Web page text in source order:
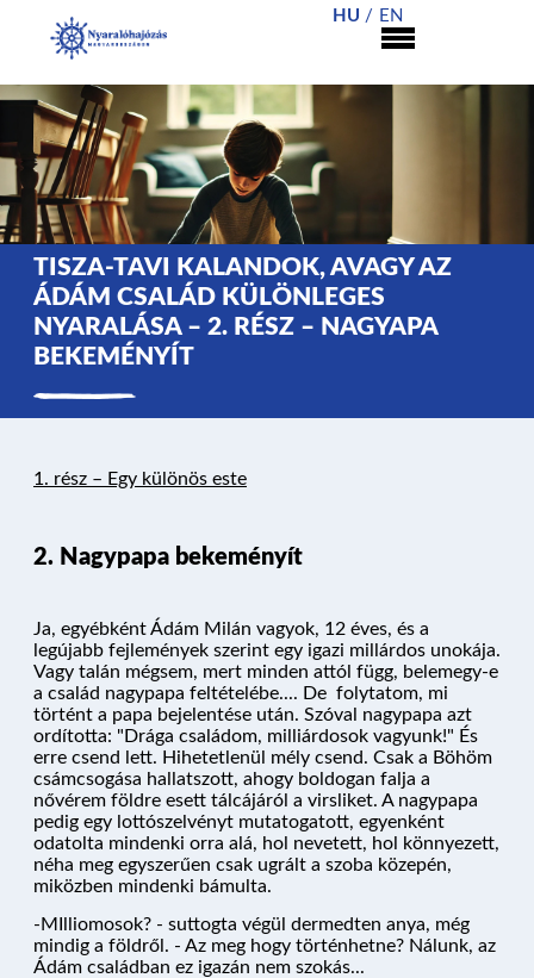
HU EN
TISZA-TAVI KALANDOK, AVAGY AZ
ÁDÁM CSALÁD KÜLÖNLEGES
NYARALÁSA – 2. RÉSZ – NAGYAPA
BEKEMÉNYÍT
1. rész – Egy különös este
2. Nagypapa bekeményít
Ja, egyébként Ádám Milán vagyok, 12 éves, és a
legújabb fejlemények szerint egy igazi millárdos unokája.
Vagy talán mégsem, mert minden attól függ, belemegy-e
a család nagypapa feltételébe.... De folytatom, mi
történt a papa bejelentése után. Szóval nagypapa azt
ordította: "Drága családom, milliárdosok vagyunk!" És
erre csend lett. Hihetetlenül mély csend. Csak a Böhöm
csámcsogása hallatszott, ahogy boldogan falja a
nővérem földre esett tálcájáról a virsliket. A nagypapa
pedig egy lottószelvényt mutatogatott, egyenként
odatolta mindenki orra alá, hol nevetett, hol könnyezett,
néha meg egyszerűen csak ugrált a szoba közepén,
miközben mindenki bámulta.
-MIlliomosok? - suttogta végül dermedten anya, még
mindig a földről. - Az meg hogy történhetne? Nálunk, az
Ádám családban ez igazán nem szokás...